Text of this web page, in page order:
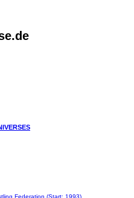
Federation (Start: 1993)